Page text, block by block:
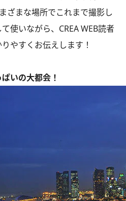
ざまな場所でこれまで撮影し
使いながら、CREA WEB読者
やすくお伝えします！
いの大都会！